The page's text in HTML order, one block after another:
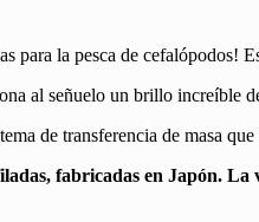
para la pesca de cefalópodos!
al señuelo un brillo increíble
de transferencia de masa
fabricadas en Japón. La